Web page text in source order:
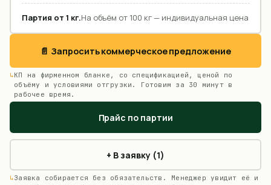
Партия от 1 кг.На объём от 100 кг — индивидуальная цена
📄 Запросить коммерческое предложение
КП на фирменном бланке, со спецификацией, ценой по
объёму и условиями отгрузки. Готовим за 30 минут в
рабочее время.
Прайс по партии
+ В заявку (1)
Заявка собирается без обязательств. Менеджер увидит её и